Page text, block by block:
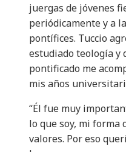
juergas de jóvenes
periódicamente y a
pontífices. Tuccio
estudiado teología y
pontificado me
mis años
“Él fue muy
lo que soy, mi forma
valores. Por eso